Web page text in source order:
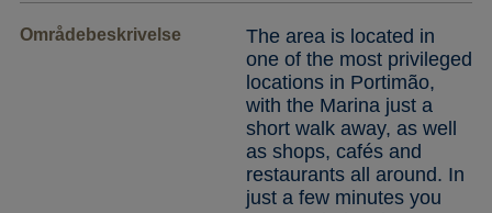
Områdebeskrivelse
The area is located in
one of the most privileged
locations in Portimão,
with the Marina just a
short walk away, as well
as shops, cafés and
restaurants all around. In
just a few minutes you